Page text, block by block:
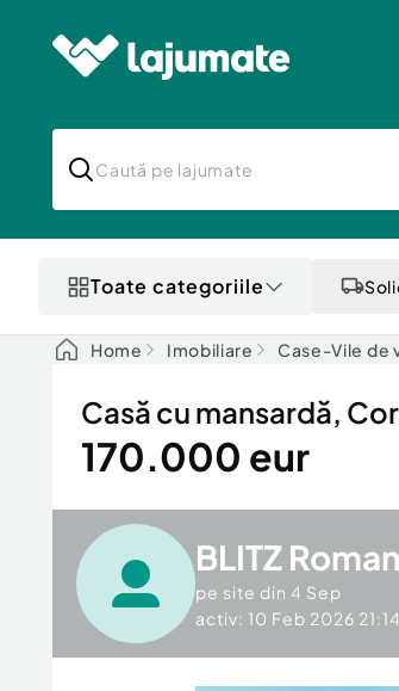
Toate categoriile
Home Imobiliare Case-Vile de
Casă cu mansardă,
170.000 eur
BLITZ
pe site din 4 Sep
activ: 10 Feb 2026 21:14